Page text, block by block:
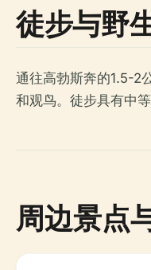
徒步与野
通往高勃斯奔的1.5-2
和观鸟。徒步具有中
周边景点